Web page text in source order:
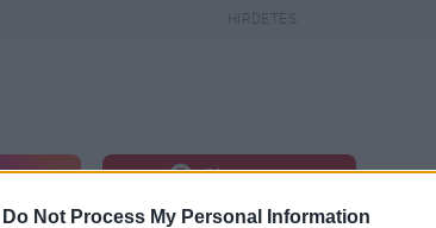
Do Not Process My Personal Information
Pinterest